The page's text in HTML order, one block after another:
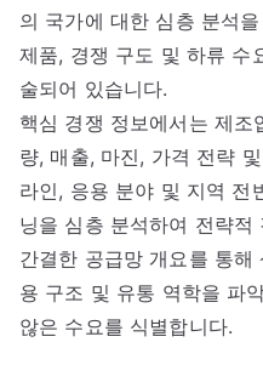
의 국가에 대한 심층 분석
제품, 경쟁 구도 및 하류 수
술되어 있습니다.
핵심 경쟁 정보에서는 제조
량, 매출, 마진, 가격 전략
라인, 응용 분야 및 지역 전
닝을 심층 분석하여 전략적
간결한 공급망 개요를 통해
용 구조 및 유통 역학을 파
않은 수요를 식별합니다.